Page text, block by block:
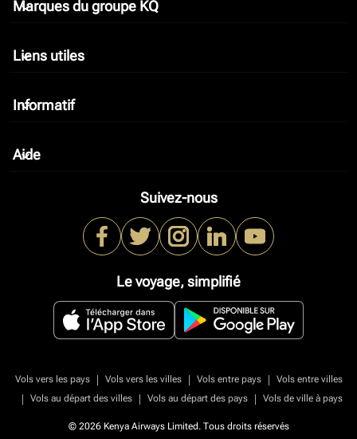
Marques du groupe KQ
keyboard_arrow_down
Liens utiles
keyboard_arrow_down
Informatif
keyboard_arrow_down
Aide
keyboard_arrow_down
Suivez-nous
Le voyage, simplifié
Vols vers les pays | Vols vers les villes | Vols entre pays |
Vols entre villes
|
Vols au départ des villes | Vols au départ des pays | Vols de ville à pays
© 2026 Kenya Airways Limited. Tous droits réservés